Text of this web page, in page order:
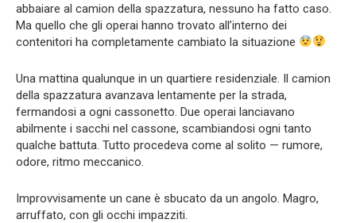
abbaiare al camion della spazzatura, nessuno ha fatto caso.
Ma quello che gli operai hanno trovato all’interno dei
contenitori ha completamente cambiato la situazione
Una mattina qualunque in un quartiere residenziale. Il camion
della spazzatura avanzava lentamente per la strada,
fermandosi a ogni cassonetto. Due operai lanciavano
abilmente i sacchi nel cassone, scambiandosi ogni tanto
qualche battuta. Tutto procedeva come al solito — rumore,
odore, ritmo meccanico.
Improvvisamente un cane è sbucato da un angolo. Magro,
arruffato, con gli occhi impazziti.